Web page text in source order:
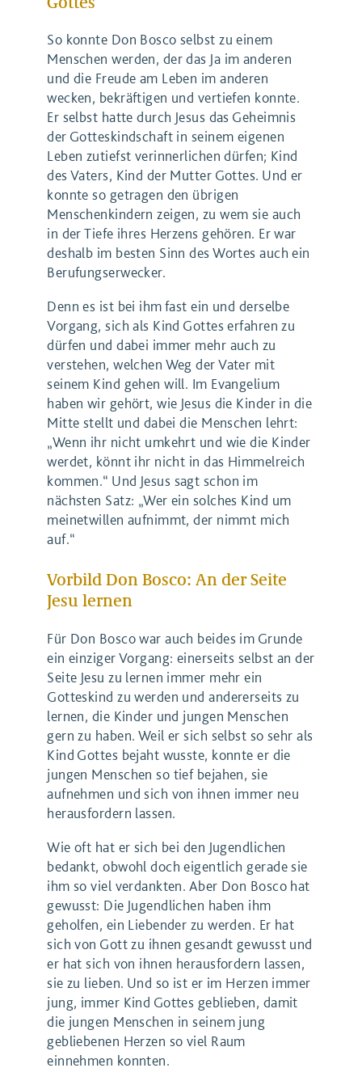
So konnte Don Bosco selbst zu einem
Menschen werden, der das Ja im anderen
und die Freude am Leben im anderen
wecken, bekräftigen und vertiefen konnte.
Er selbst hatte durch Jesus das Geheimnis
der Gotteskindschaft in seinem eigenen
Leben zutiefst verinnerlichen dürfen; Kind
des Vaters, Kind der Mutter Gottes. Und er
konnte so getragen den übrigen
Menschenkindern zeigen, zu wem sie auch
in der Tiefe ihres Herzens gehören. Er war
deshalb im besten Sinn des Wortes auch ein
Berufungserwecker.
Denn es ist bei ihm fast ein und derselbe
Vorgang, sich als Kind Gottes erfahren zu
dürfen und dabei immer mehr auch zu
verstehen, welchen Weg der Vater mit
seinem Kind gehen will. Im Evangelium
haben wir gehört, wie Jesus die Kinder in die
Mitte stellt und dabei die Menschen lehrt:
„Wenn ihr nicht umkehrt und wie die Kinder
werdet, könnt ihr nicht in das Himmelreich
kommen.“ Und Jesus sagt schon im
nächsten Satz: „Wer ein solches Kind um
meinetwillen aufnimmt, der nimmt mich
auf.“
Vorbild Don Bosco: An der Seite
Jesu lernen
Für Don Bosco war auch beides im Grunde
ein einziger Vorgang: einerseits selbst an der
Seite Jesu zu lernen immer mehr ein
Gotteskind zu werden und andererseits zu
lernen, die Kinder und jungen Menschen
gern zu haben. Weil er sich selbst so sehr als
Kind Gottes bejaht wusste, konnte er die
jungen Menschen so tief bejahen, sie
aufnehmen und sich von ihnen immer neu
herausfordern lassen.
Wie oft hat er sich bei den Jugendlichen
bedankt, obwohl doch eigentlich gerade sie
ihm so viel verdankten. Aber Don Bosco hat
gewusst: Die Jugendlichen haben ihm
geholfen, ein Liebender zu werden. Er hat
sich von Gott zu ihnen gesandt gewusst und
er hat sich von ihnen herausfordern lassen,
sie zu lieben. Und so ist er im Herzen immer
jung, immer Kind Gottes geblieben, damit
die jungen Menschen in seinem jung
gebliebenen Herzen so viel Raum
einnehmen konnten.